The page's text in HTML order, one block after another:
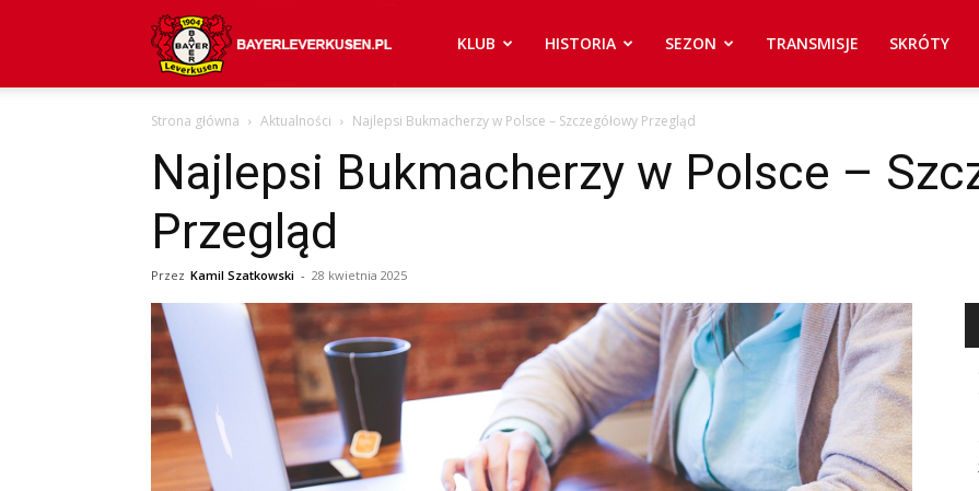
04
–
aktualności
(transfery,
KLUB HISTORIA SEZON TRANSMISJE SKRÓTY
Strona główna Aktualności Najlepsi Bukmacherzy w Polsce – Szczegółowy Przegląd
Najlepsi Bukmacherzy w Polsce –
Przegląd
Przez Kamil Szatkowski - 28 kwietnia 2025